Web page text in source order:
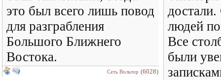
это был всего лишь повод
для разграбления
Большого Ближнего
Востока.
Сеть Вольтер (6028)
людей
Все
были